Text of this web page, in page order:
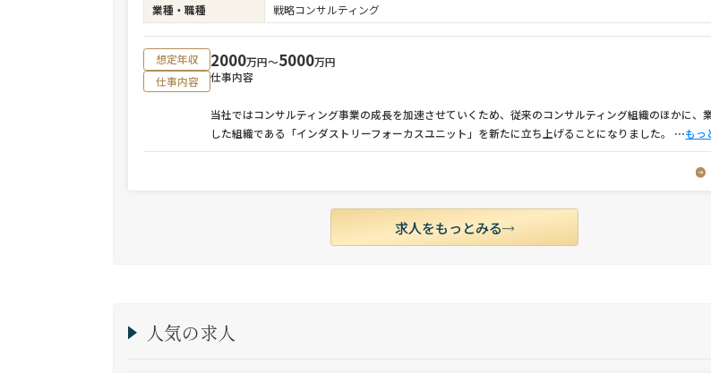
業種・職種
戦略コンサルティング
想定年収 2000万円〜5000万円
仕事内容
仕事内容
当社ではコンサルティング事業の成長を加速させていくため、従来のコンサルティング組織のほかに、
した組織である「インダストリーフォーカスユニット」を新たに立ち上げることになりました。 ⋯もっ
求人をもっとみる
人気の求人